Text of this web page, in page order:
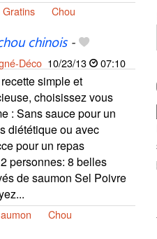
Gratins Chou
chinois-
Déco 10/23/13 07:10
simple et
choisissez vous
: Sans sauce pour un
diététique ou avec
pour un repas
personnes: 8 belles
de saumon Sel Poivre
Chou